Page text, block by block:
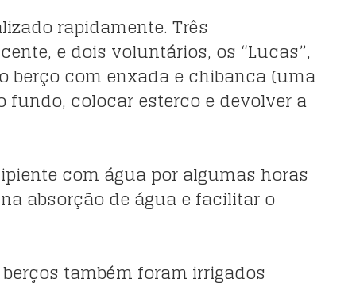
rapidamente. Três
e dois voluntários, os “Lucas”,
berço com enxada e chibanca (uma
fundo, colocar esterco e devolver a
com água por algumas horas
absorção de água e facilitar o
também foram irrigados